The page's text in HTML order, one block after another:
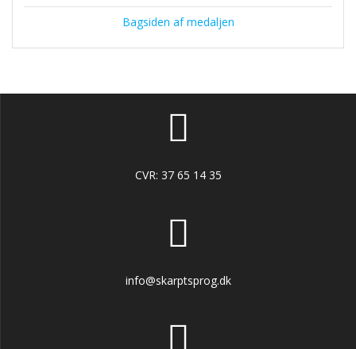
Bagsiden af medaljen
CVR: 37 65 14 35
info@skarptsprog.dk